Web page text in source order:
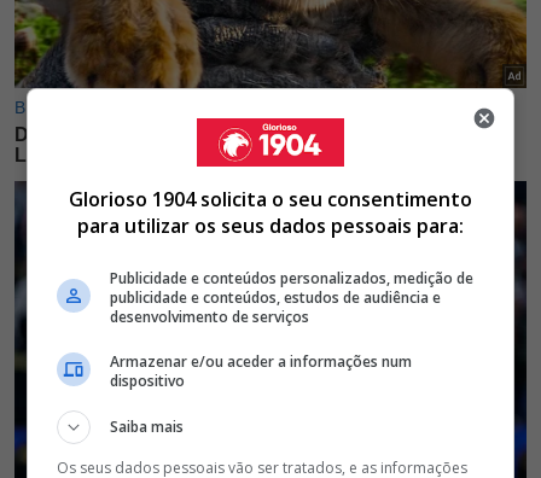
Glorioso 1904 solicita o seu consentimento
para utilizar os seus dados pessoais para:
Publicidade e conteúdos personalizados, medição de
publicidade e conteúdos, estudos de audiência e
desenvolvimento de serviços
Armazenar e/ou aceder a informações num
dispositivo
Saiba mais
Os seus dados pessoais vão ser tratados, e as informações